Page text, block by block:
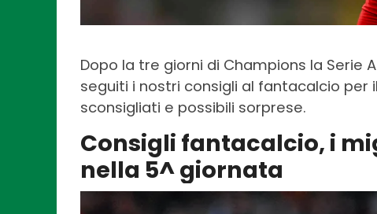
Dopo la tre giorni di Champions la Serie
seguiti i nostri consigli al fantacalcio per
sconsigliati e possibili sorprese.
Consigli fantacalcio, i
nella 5^ giornata